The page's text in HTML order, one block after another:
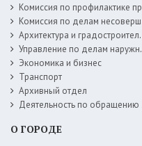
Комиссия по профилактике правонарушений
Комиссия по делам несовершеннолетних
Архитектура и градостроительство
Управление по делам наружной рекламы
Экономика и бизнес
Транспорт
Архивный отдел
Деятельность по обращению с животными без владельцев
О ГОРОДЕ